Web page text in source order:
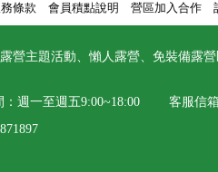
條款 會員積點說明 營區加入合作
營主題活動、懶人露營、免裝備露
週一至週五9:00~18:00 客服信箱